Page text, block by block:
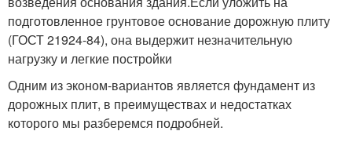
подготовленное грунтовое основание дорожную плиту
(ГОСТ 21924-84), она выдержит незначительную
нагрузку и легкие постройки
Одним из эконом-вариантов является фундамент из
дорожных плит, в преимуществах и недостатках
которого мы разберемся подробней.